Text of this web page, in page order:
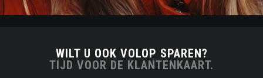
WILT U OOK VOLOP SPAREN?
TIJD VOOR DE KLANTENKAART.